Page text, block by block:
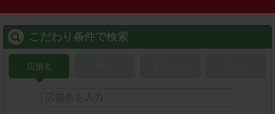
こだわり条件で検索
店舗名